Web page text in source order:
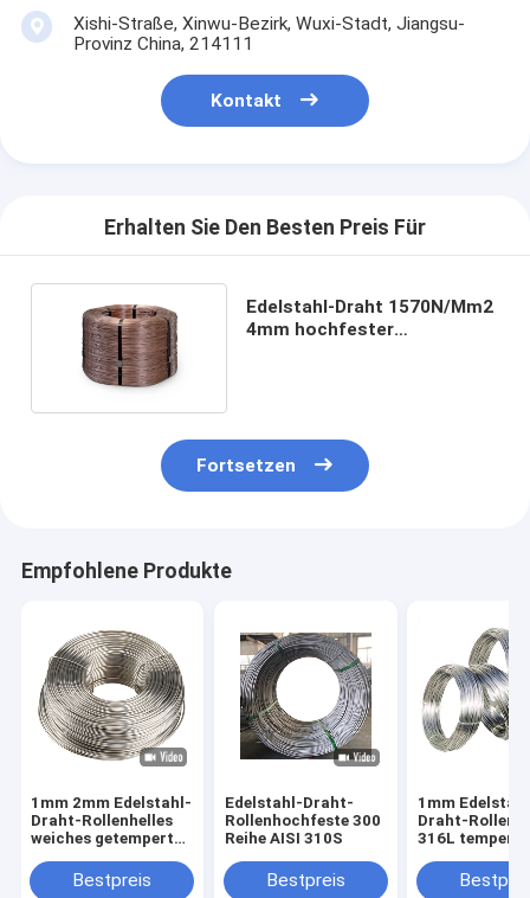
Xishi-Straße, Xinwu-Bezirk, Wuxi-Stadt, Jiangsu-
Provinz China, 214111
Kontakt
Erhalten Sie Den Besten Preis Für
Edelstahl-Draht 1570N/Mm2
4mm hochfester
Fortsetzen
Empfohlene Produkte
1mm 2mm Edelstahl-
Draht-Rollenhelles
weiches getempertes
Bestpreis
Edelstahl-Draht-
Rollenhochfeste 300
Reihe AISI 310S
Bestpreis
1mm
Draht-
316L temperte